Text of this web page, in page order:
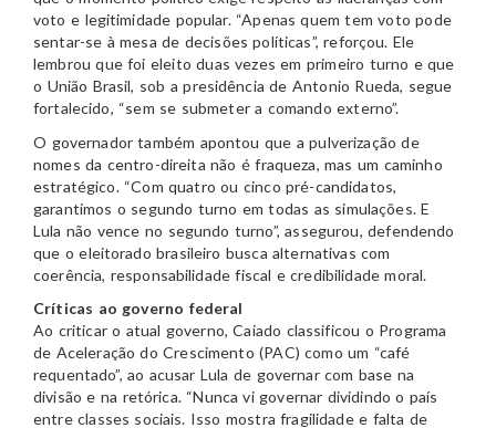
voto e legitimidade popular. “Apenas quem tem voto pode
sentar-se à mesa de decisões políticas”, reforçou. Ele
lembrou que foi eleito duas vezes em primeiro turno e que
o União Brasil, sob a presidência de Antonio Rueda, segue
fortalecido, “sem se submeter a comando externo”.
O governador também apontou que a pulverização de
nomes da centro-direita não é fraqueza, mas um caminho
estratégico. “Com quatro ou cinco pré-candidatos,
garantimos o segundo turno em todas as simulações. E
Lula não vence no segundo turno”, assegurou, defendendo
que o eleitorado brasileiro busca alternativas com
coerência, responsabilidade fiscal e credibilidade moral.
Críticas ao governo federal
Ao criticar o atual governo, Caiado classificou o Programa
de Aceleração do Crescimento (PAC) como um “café
requentado”, ao acusar Lula de governar com base na
divisão e na retórica. “Nunca vi governar dividindo o país
entre classes sociais. Isso mostra fragilidade e falta de